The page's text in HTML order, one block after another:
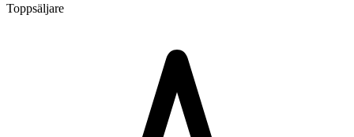
Toppsäljare